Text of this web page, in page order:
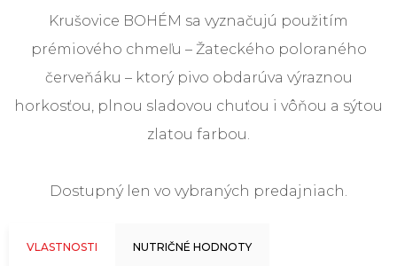
Krušovice BOHÉM sa vyznačujú použitím
prémiového chmeľu – Žateckého poloraného
červeňáku – ktorý pivo obdarúva výraznou
horkosťou, plnou sladovou chuťou i vôňou a sýtou
zlatou farbou.
Dostupný len vo vybraných predajniach.
VLASTNOSTI NUTRIČNÉ HODNOTY